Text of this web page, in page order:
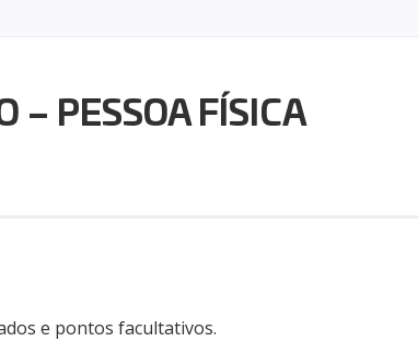
– PESSOA FÍSICA
e pontos facultativos.